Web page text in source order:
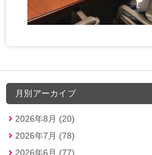
月別アーカイブ
2026年8月 (20)
2026年7月 (78)
2026年6月 (77)